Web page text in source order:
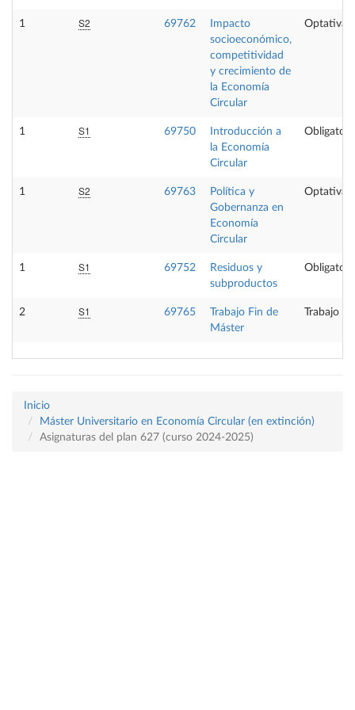
1 S2 69762
Impacto
socioeconómico,
competitividad
y crecimiento de
la Economía
Circular
Optativa
1 S1 69750
Introducción a
la Economía
Circular
1 S2 69763
Política y
Gobernanza en
Economía
Circular
Optativa
1 S1 69752
Residuos y
subproductos
2 S1 69765
Trabajo Fin de
Máster
Trabajo
Inicio
Máster Universitario en Economía Circular (en extinción)
Asignaturas del plan 627 (curso 2024-2025)